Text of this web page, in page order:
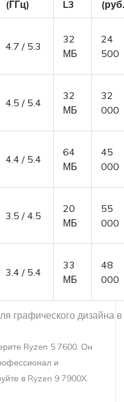
графического дизайна
(ГГц)
L3
4.7 / 5.3
32
МБ
24
500
4.5 / 5.4
32
МБ
32
000
4.4 / 5.4
64
МБ
45
000
3.5 / 4.5
20
МБ
55
000
3.4 / 5.4
33
МБ
48
000
Ryzen 5 7600. Он
и
в Ryzen 9 7900X.